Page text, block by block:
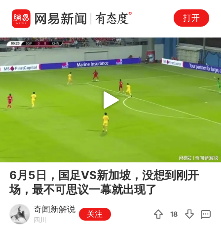
打开
05:46
Play
6月5日，国足VS新加坡，没想到刚开
场，最不可思议一幕就出现了
奇闻新解说
四川
关注 18